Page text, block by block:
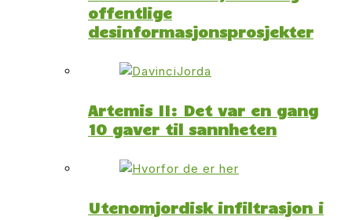
offentlige
desinformasjonsprosjekter
Artemis II: Det var en gang
10 gaver til sannheten
Utenomjordisk infiltrasjon i